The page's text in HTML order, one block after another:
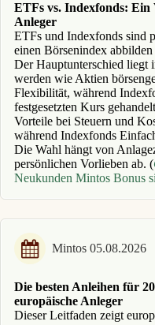
ETFs vs. Indexfonds: Ein
Anleger
ETFs und Indexfonds sind
einen Börsenindex
Der Hauptunterschied liegt
werden wie Aktien
Flexibilität, während
festgesetzten Kurs
Vorteile bei Steuern und
während Indexfonds
Die Wahl hängt von
persönlichen Vorlieben ab. (
Neukunden Mintos Bonus
Mintos 05.08.2026
Die besten Anleihen für
europäische Anleger
Dieser Leitfaden zeigt